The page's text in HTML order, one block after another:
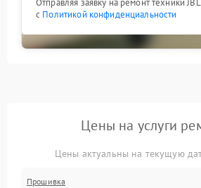
Отправляя заявку на ремонт техники
с Политикой конфиденциальности
Цены на услуги
Цены актуальны на текущую
Прошивка